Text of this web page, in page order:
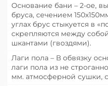
Основание бани – 2-ое,
бруса, сечением
углах брус стыкуется в
скрепляются между
шкантами (гвоздями).
Лаги пола – В обвязку
лаги пола из не
мм. атмосферной сушки,